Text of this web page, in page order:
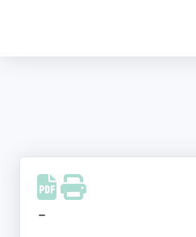
Facebook
Instagram
-